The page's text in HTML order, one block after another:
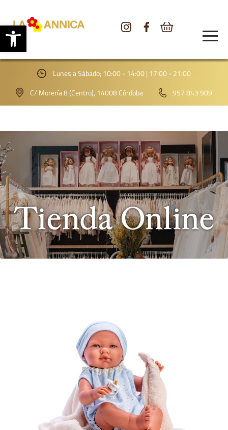
Abrir barra de herramientas
TIENDA
GALERÍA
BLOG
CONTACTO
Lunes a Sábado; 10:00 - 14:00 | 17:00 - 21:00
C/ Morería 8 (Centro), 14008 Córdoba
957 843 909